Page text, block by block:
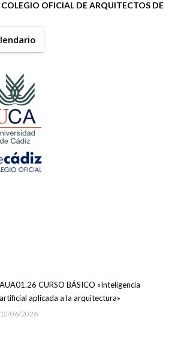
OFICIAL DE ARQUITECTOS DE
AUA01.26 CURSO BÁSICO «Inteligencia
artificial aplicada a la arquitectura»
10/06/2026